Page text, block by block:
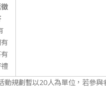
動規劃暫以20人為單位，若參與